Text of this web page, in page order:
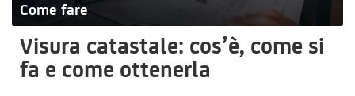
Come fare
Visura catastale: cos’è, come si
fa e come ottenerla